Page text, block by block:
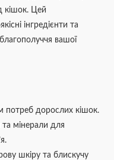
кішок. Цей
інгредієнти та
вашої
потреб дорослих кішок.
та мінерали для
шкіру та блискучу